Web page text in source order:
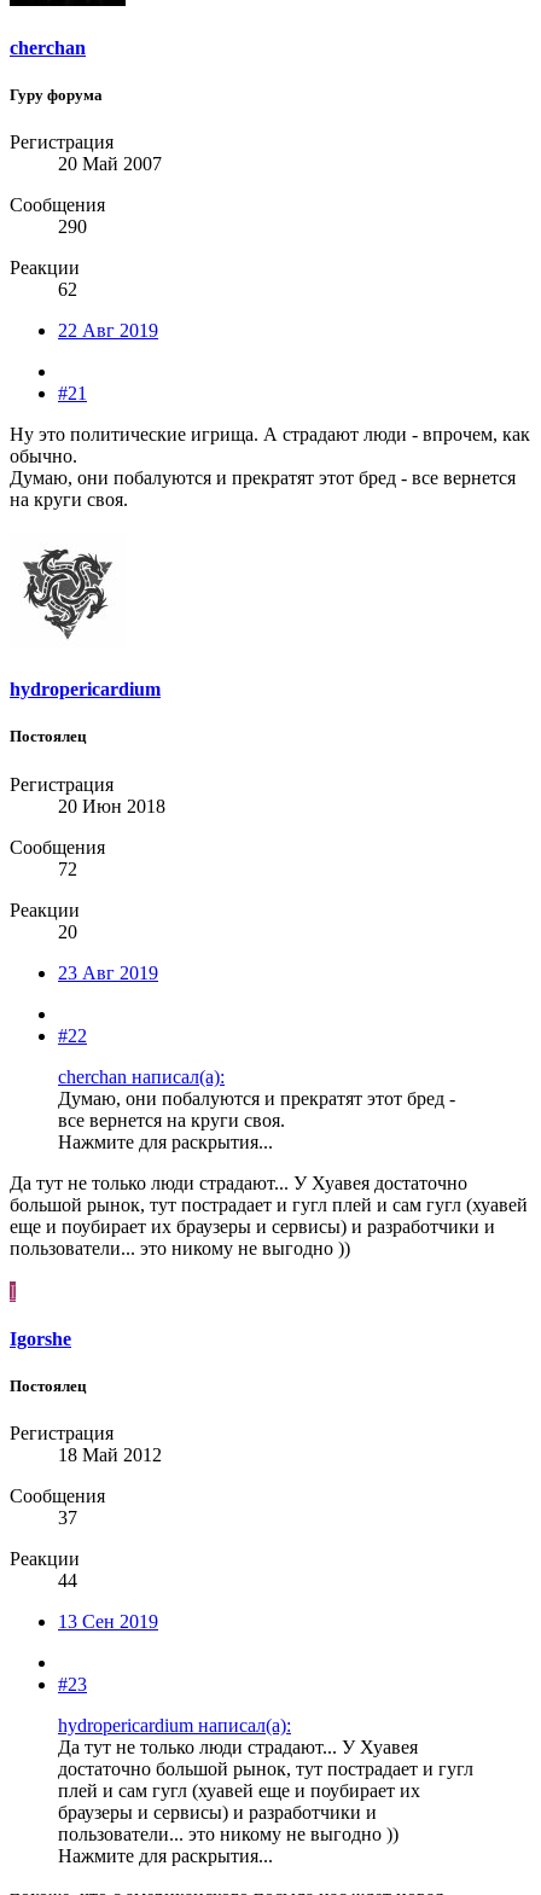
cherchan
Гуру форума
Регистрация
20 Май 2007
Сообщения
290
Реакции
62
22 Авг 2019
#21
Ну это политические игрища. А страдают люди - впрочем, как
обычно.
Думаю, они побалуются и прекратят этот бред - все вернется
на круги своя.
hydropericardium
Постоялец
Регистрация
20 Июн 2018
Сообщения
72
Реакции
20
23 Авг 2019
#22
cherchan написал(а):
Думаю, они побалуются и прекратят этот бред -
все вернется на круги своя.
Нажмите для раскрытия...
Да тут не только люди страдают... У Хуавея достаточно
большой рынок, тут пострадает и гугл плей и сам гугл (хуавей
еще и поубирает их браузеры и сервисы) и разработчики и
пользователи... это никому не выгодно ))
I
Igorshe
Постоялец
Регистрация
18 Май 2012
Сообщения
37
Реакции
44
13 Сен 2019
#23
hydropericardium написал(а):
Да тут не только люди страдают... У Хуавея
достаточно большой рынок, тут пострадает и гугл
плей и сам гугл (хуавей еще и поубирает их
браузеры и сервисы) и разработчики и
пользователи... это никому не выгодно ))
Нажмите для раскрытия...